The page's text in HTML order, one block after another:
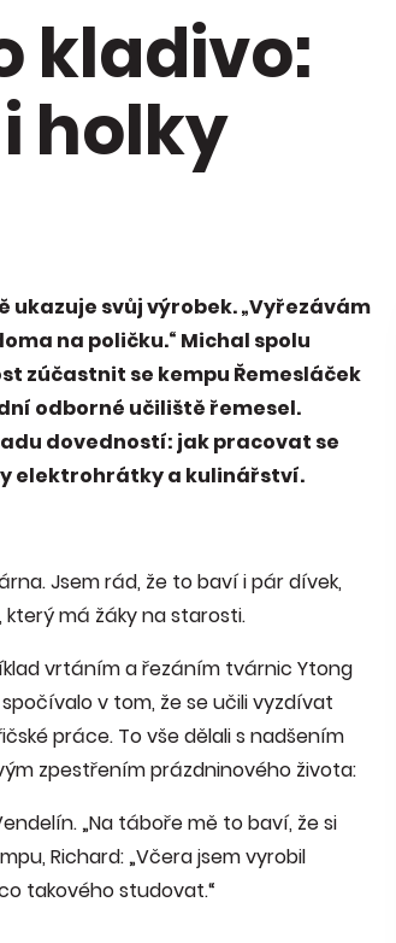
kladivo:
holky
ukazuje svůj výrobek. „Vyřezávám
na poličku.“ Michal spolu
zúčastnit se kempu Řemesláček
odborné učiliště řemesel.
dovedností: jak pracovat se
elektrohrátky a kulinářství.
Jsem rád, že to baví i pár dívek,
má žáky na starosti.
vrtáním a řezáním tvárnic Ytong
v tom, že se učili vyzdívat
práce. To vše dělali s nadšením
zpestřením prázdninového života:
„Na táboře mě to baví, že si
Richard: „Včera jsem vyrobil
takového studovat.“